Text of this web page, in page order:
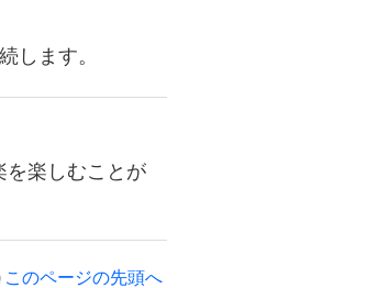
します。
を楽しむことが
このページの先頭へ